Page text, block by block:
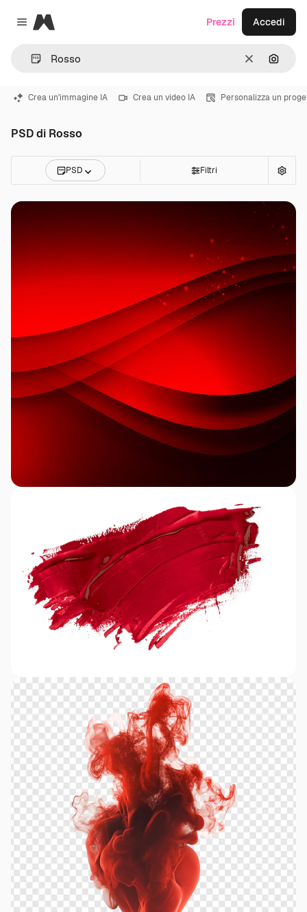
Close menu
Magnific
CancellaCerca
Prezzi Accedi
Crea un'immagine IA Crea un video IA Personalizza un
PSD di Rosso
PSD Filtri